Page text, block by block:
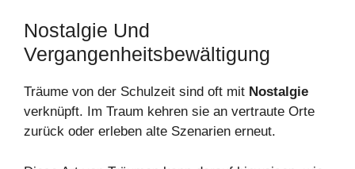
Nostalgie Und
Vergangenheitsbewältigung
Träume von der Schulzeit sind oft mit Nostalgie
verknüpft. Im Traum kehren sie an vertraute Orte
zurück oder erleben alte Szenarien erneut.